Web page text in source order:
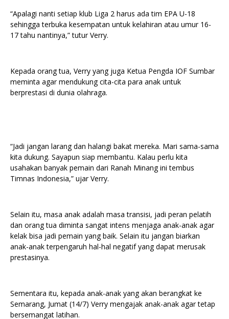
“Apalagi nanti setiap klub Liga 2 harus ada tim EPA U-18
sehingga terbuka kesempatan untuk kelahiran atau umur 16-
17 tahu nantinya,” tutur Verry.
Kepada orang tua, Verry yang juga Ketua Pengda IOF Sumbar
meminta agar mendukung cita-cita para anak untuk
berprestasi di dunia olahraga.
“Jadi jangan larang dan halangi bakat mereka. Mari sama-sama
kita dukung. Sayapun siap membantu. Kalau perlu kita
usahakan banyak pemain dari Ranah Minang ini tembus
Timnas Indonesia,” ujar Verry.
Selain itu, masa anak adalah masa transisi, jadi peran pelatih
dan orang tua diminta sangat intens menjaga anak-anak agar
kelak bisa jadi pemain yang baik. Selain itu jangan biarkan
anak-anak terpengaruh hal-hal negatif yang dapat merusak
prestasinya.
Sementara itu, kepada anak-anak yang akan berangkat ke
Semarang, Jumat (14/7) Verry mengajak anak-anak agar tetap
bersemangat latihan.